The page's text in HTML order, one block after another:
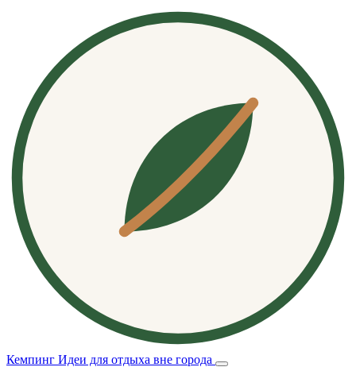
Кемпинг Идеи для отдыха вне города